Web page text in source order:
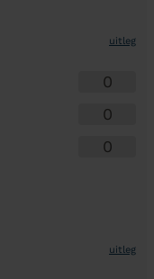
uitleg
uitleg